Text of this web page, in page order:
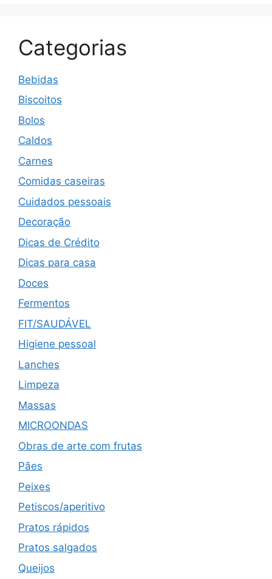
Categorias
Bebidas
Biscoitos
Bolos
Caldos
Carnes
Comidas caseiras
Cuidados pessoais
Decoração
Dicas de Crédito
Dicas para casa
Doces
Fermentos
FIT/SAUDÁVEL
Higiene pessoal
Lanches
Limpeza
Massas
MICROONDAS
Obras de arte com frutas
Pães
Peixes
Petiscos/aperitivo
Pratos rápidos
Pratos salgados
Queijos